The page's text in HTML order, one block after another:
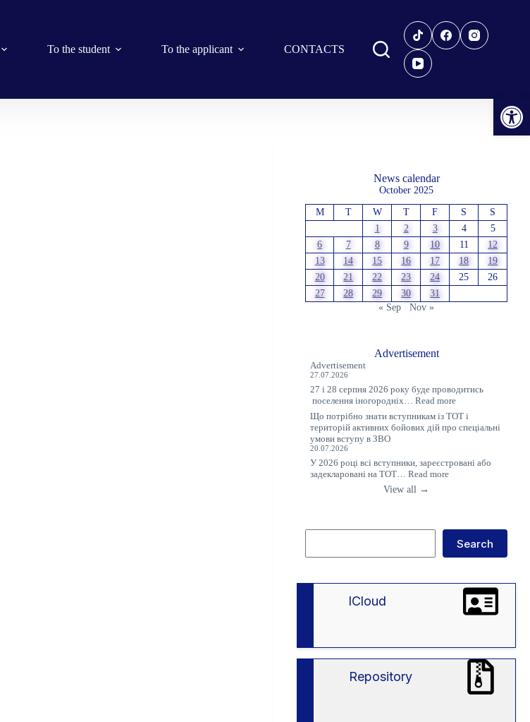
Open toolbar
To the student To the applicant CONTACTS
News calendar
October 2025
M T W T F S
S
1
2 3 4
5
6
7 8 9 10 11
12
13
14 15 16 17 18
19
20
21 22 23 24 25
26
27
28 29 30
31
« Sep
Nov »
Advertisement
Advertisement
27.07.2026
27 і 28 серпня 2026 року буде проводитись
поселення іногородніх…Read more:
Оголошення
Що потрібно знати вступникам із ТОТ і
територій активних бойових дій про спеціальні
умови вступу в ЗВО
20.07.2026
У 2026 році всі вступники, зареєстровані або
задекларовані на ТОТ…Read more:
із
ТОТ
бойових
View all →
Search
lCloud
Repository